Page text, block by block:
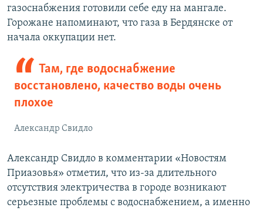
газоснабжения готовили себе еду на мангале.
Горожане напоминают, что газа в Бердянске от
начала оккупации нет.
Там, где водоснабжение
восстановлено, качество воды очень
плохое
Александр Свидло
Александр Свидло в комментарии «Новостям
Приазовья» отметил, что из-за длительного
отсутствия электричества в городе возникают
серьезные проблемы с водоснабжением, а именно